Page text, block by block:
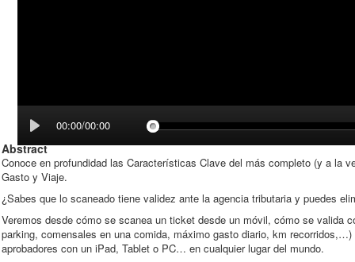
00:00/00:00
Abstract
Conoce en profundidad las Características Clave del más completo (y a la
Gasto y Viaje.
¿Sabes que lo scaneado tiene validez ante la agencia tributaria y puedes
Veremos desde cómo se scanea un ticket desde un móvil, cómo se valida
parking, comensales en una comida, máximo gasto diario, km
aprobadores con un iPad, Tablet o PC… en cualquier lugar del mundo.